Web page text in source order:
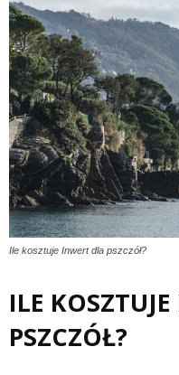
Ile kosztuje Inwert dla pszczół?
ILE
PSZCZÓŁ?